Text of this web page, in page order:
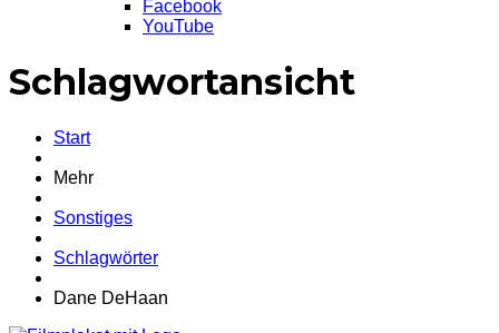
Facebook
YouTube
Schlagwortansicht
Start
Mehr
Sonstiges
Schlagwörter
Dane DeHaan